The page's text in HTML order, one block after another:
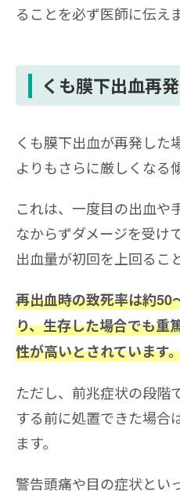
ることを必ず医師に伝え
くも膜下出血再
くも膜下出血が再発した
よりもさらに厳しくなる
これは、一度目の出血や
なからずダメージを受け
出血量が初回を上回るこ
再出血時の致死率は約50
り、生存した場合でも重
性が高いとされています
ただし、前兆症状の段階
する前に処置できた場合
ます。
警告頭痛や目の症状とい